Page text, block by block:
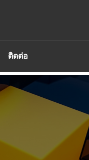
ติดต่อ